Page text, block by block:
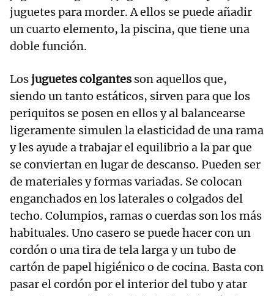
juguetes para morder. A ellos se puede añadir
un cuarto elemento, la piscina, que tiene una
doble función.
Losjuguetes colgantes son aquellos que,
siendo un tanto estáticos, sirven para que los
periquitos se posen en ellos y al balancearse
ligeramente simulen la elasticidad de una rama
y les ayude a trabajar el equilibrio a la par que
se conviertan en lugar de descanso. Pueden ser
de materiales y formas variadas. Se colocan
enganchados en los laterales o colgados del
techo. Columpios, ramas o cuerdas son los más
habituales. Uno casero se puede hacer con un
cordón o una tira de tela larga y un tubo de
cartón de papel higiénico o de cocina. Basta con
pasar el cordón por el interior del tubo y atar